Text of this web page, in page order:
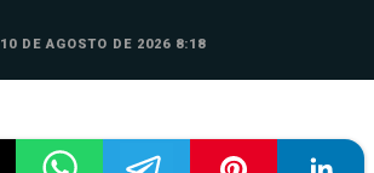
10 DE AGOSTO DE 2026 8:18